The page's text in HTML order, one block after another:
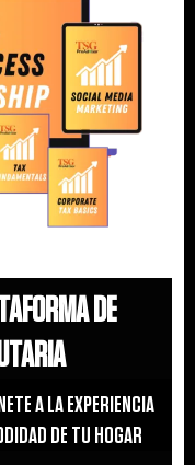
DE
A LA EXPERIENCIA
DE TU HOGAR